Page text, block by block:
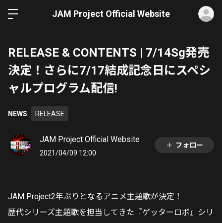
JAM Project Official Website
RELEASE & CONTENTS | 7/14Sg発売
決定！さらに7/17結成記念日にスペシ
ャルプログラム配信!
NEWS RELEASE
JAM Project Official Website
2021/04/09 12:00
フォロー
JAM Project2年ぶりとなるアニメ主題歌が決定！
歴代シリーズ主題歌を担当してきた『ゲッターロボ』シリ